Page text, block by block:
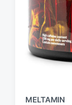
MELTAMIN